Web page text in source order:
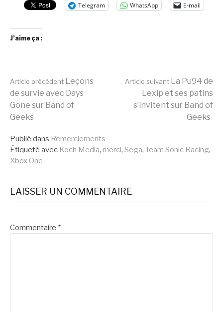
Telegram WhatsApp E-mail
J’aime ça :
Lire
la
suite
Article précédent Leçons
de survie avec Days
Gone sur Band of
Geeks
Article suivant La Pu94 de
Lexip et ses patins
s’invitent sur Band of
Geeks
Publié dans Remerciements
Étiqueté avec Koch Media, merci, Sega, Team Sonic Racing,
Xbox One
LAISSER UN COMMENTAIRE
Commentaire *